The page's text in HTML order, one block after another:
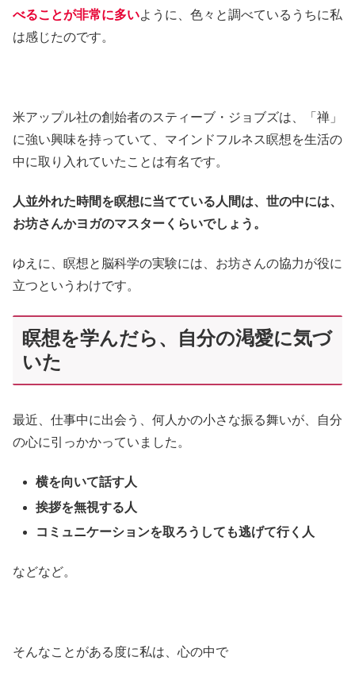
べることが非常に多いように、色々と調べているうちに私
は感じたのです。
米アップル社の創始者のスティーブ・ジョブズは、「禅」
に強い興味を持っていて、マインドフルネス瞑想を生活の
中に取り入れていたことは有名です。
人並外れた時間を瞑想に当てている人間は、世の中には、
お坊さんかヨガのマスターくらいでしょう。
ゆえに、瞑想と脳科学の実験には、お坊さんの協力が役に
立つというわけです。
瞑想を学んだら、自分の渇愛に気づ
いた
最近、仕事中に出会う、何人かの小さな振る舞いが、自分
の心に引っかかっていました。
横を向いて話す人
挨拶を無視する人
コミュニケーションを取ろうしても逃げて行く人
などなど。
そんなことがある度に私は、心の中で